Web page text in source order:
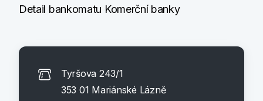
Detail bankomatu Komerční banky
Tyršova 243/1
353 01 Mariánské Lázně